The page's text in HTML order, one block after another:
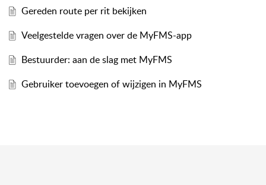
Gereden route per rit bekijken
Veelgestelde vragen over de MyFMS-app
Bestuurder: aan de slag met MyFMS
Gebruiker toevoegen of wijzigen in MyFMS